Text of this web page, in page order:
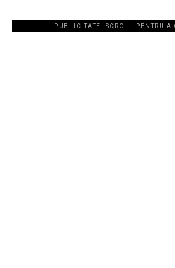
PUBLICITATE. SCROLL PENTRU A